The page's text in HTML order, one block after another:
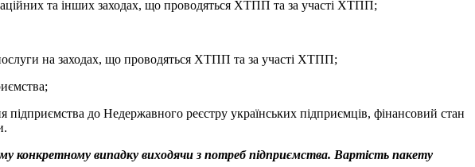
та інших заходах, що проводяться ХТПП та за участі ХТПП;
на заходах, що проводяться ХТПП та за участі ХТПП;
до Недержавного реєстру українських підприємців, фінансовий стан
конкретному випадку виходячи з потреб підприємства. Вартість пакету